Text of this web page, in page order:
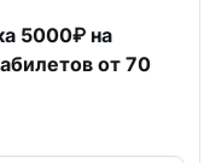
5000₽ на
от 70